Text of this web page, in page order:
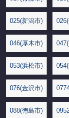
025(新潟市)
046(厚木市)
053(浜松市)
076(金沢市)
088(徳島市)